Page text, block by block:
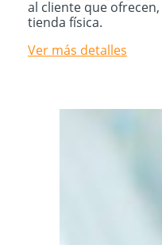
al cliente que
tienda física.
Ver más detalles